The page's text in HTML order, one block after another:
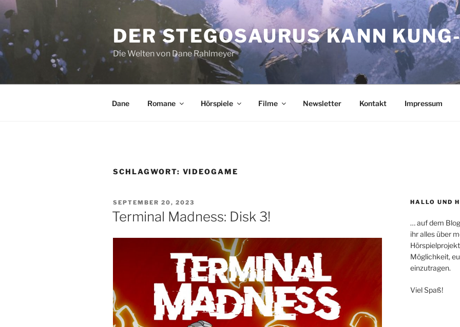
Zum
Inhalt
springen
DER STEGOSAURUS KANN
Die Welten von Dane Rahlmeyer
Dane Romane Hörspiele Filme Newsletter Kontakt Impressum
SCHLAGWORT: VIDEOGAME
VERÖFFENTLICHT
AM
SEPTEMBER 20, 2023
Terminal Madness: Disk 3!
HALLO UND
… auf dem
ihr alles über
Möglichkeit,
einzutragen.
Viel Spaß!